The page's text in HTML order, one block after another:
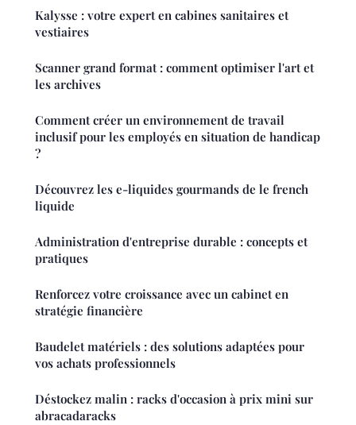
Kalysse : votre expert en cabines sanitaires et
vestiaires
Scanner grand format : comment optimiser l'art et
les archives
Comment créer un environnement de travail
inclusif pour les employés en situation de handicap
?
Découvrez les e-liquides gourmands de le french
liquide
Administration d'entreprise durable : concepts et
pratiques
Renforcez votre croissance avec un cabinet en
stratégie financière
Baudelet matériels : des solutions adaptées pour
vos achats professionnels
Déstockez malin : racks d'occasion à prix mini sur
abracadaracks